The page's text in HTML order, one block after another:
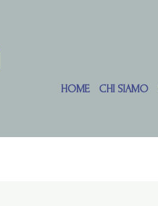
HOME CHI SIAMO